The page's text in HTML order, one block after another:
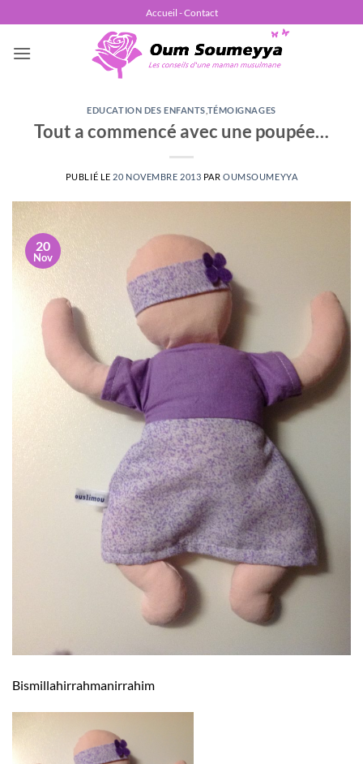
au
contenu
Accueil - Contact
EDUCATION DES ENFANTS TÉMOIGNAGES
Tout a commencé avec une poupée…
PUBLIÉ LE 20 NOVEMBRE 2013 PAROUMSOUMEYYA
20
Nov
Bismillahirrahmanirrahim